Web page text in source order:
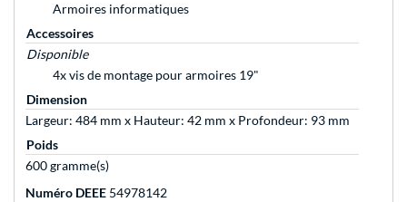
Armoires informatiques
Accessoires
Disponible
4x vis de montage pour armoires 19"
Dimension
Largeur: 484 mm x Hauteur: 42 mm x Profondeur: 93 mm
Poids
600 gramme(s)
Numéro DEEE 54978142